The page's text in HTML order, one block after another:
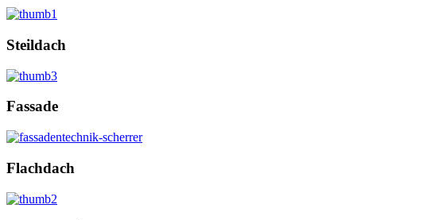
Steildach
Fassade
Flachdach